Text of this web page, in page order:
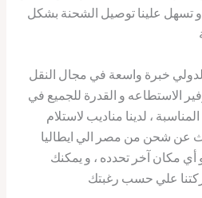
و تسهل علينا توصيل الشحنة بشكل
خبرة واسعة في مجال النقل
الاستطاعه و القدرة للجميع في
، لدينا مناديب لاستلام
عن شحن من مصر الي ايطاليا
مكان آخر تحدده ، و يمكنك
علي حسب رغبتك